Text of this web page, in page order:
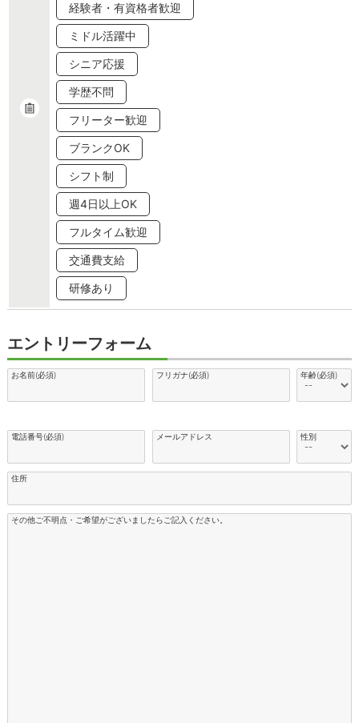
経験者・有資格者歓迎
ミドル活躍中
シニア応援
学歴不問
フリーター歓迎
ブランクOK
シフト制
週4日以上OK
フルタイム歓迎
交通費支給
研修あり
エントリーフォーム
お名前(必須) フリガナ(必須) 年齢(必須)
電話番号(必須) メールアドレス 性別
住所
その他ご不明点・ご希望がございましたらご記入ください。